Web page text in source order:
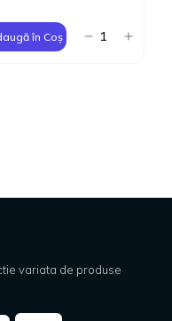
în Coș
variata de produse